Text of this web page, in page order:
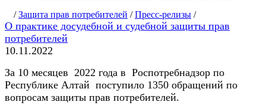
/Защита прав потребителей /Пресс-релизы /
О практике досудебной и судебной защиты прав
потребителей
10.11.2022
За 10 месяцев 2022 года в Роспотребнадзор по
Республике Алтай поступило 1350 обращений по
вопросам защиты прав потребителей.